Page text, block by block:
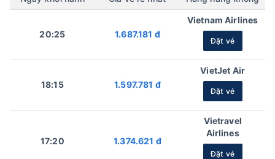
20:25 1.687.181 đ
Vietnam Airlines
Đặt vé
18:15 1.597.781 đ
VietJet Air
Đặt vé
17:20 1.374.621 đ
Vietravel
Airlines
Đặt vé